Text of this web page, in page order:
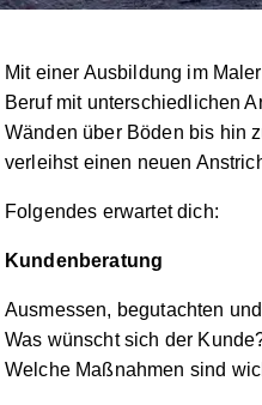
Mit einer Ausbildung im
Beruf mit unterschiedlichen
Wänden über Böden bis hin
verleihst einen neuen
Folgendes erwartet dich:
Kundenberatung
Ausmessen, begutachten
Was wünscht sich der
Welche Maßnahmen sind